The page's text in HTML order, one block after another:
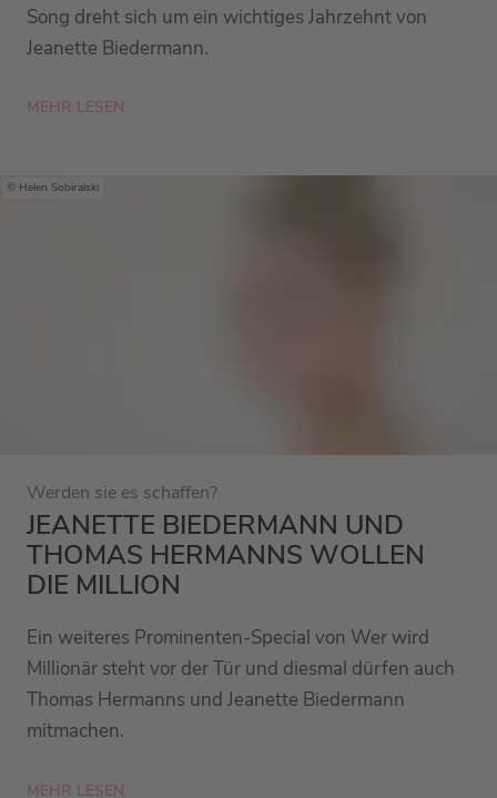
Song dreht sich um ein wichtiges Jahrzehnt von
Jeanette Biedermann.
MEHR LESEN
Helen Sobiralski
Werden sie es schaffen?
JEANETTE BIEDERMANN UND
THOMAS HERMANNS WOLLEN
DIE MILLION
Ein weiteres Prominenten-Special von Wer wird
Millionär steht vor der Tür und diesmal dürfen auch
Thomas Hermanns und Jeanette Biedermann
mitmachen.
MEHR LESEN